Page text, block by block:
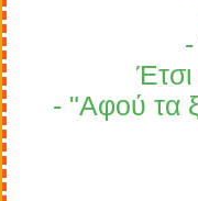
Έτσι
- "Αφού τα